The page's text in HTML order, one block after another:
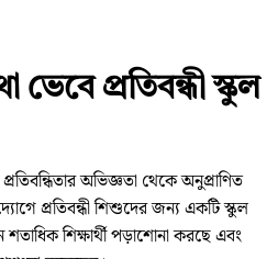
ভেবে প্রতিবন্ধী স্কুল
অভিজ্ঞতা থেকে অনুপ্রাণিত
প্রতিবন্ধী শিশুদের জন্য একটি স্কুল
শতাধিক শিক্ষার্থী পড়াশোনা করছে এবং